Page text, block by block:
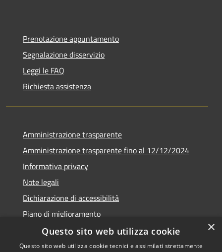
Prenotazione appuntamento
Segnalazione disservizio
Leggi le FAQ
Richiesta assistenza
Amministrazione trasparente
Amministrazione trasparente fino al 12/12/2024
Informativa privacy
Note legali
Dichiarazione di accessibilità
Piano di miglioramento
×
Questo sito web utilizza cookie
Questo sito web utilizza cookie tecnici e assimilati strettamente